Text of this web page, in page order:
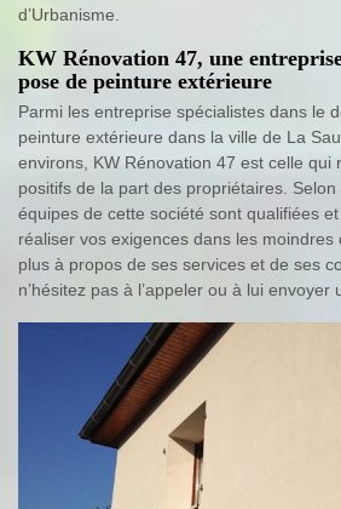
d’Urbanisme.
KW Rénovation 47, une
pose de peinture extérieure
Parmi les entreprise spécialistes dans le
peinture extérieure dans la ville de La
environs, KW Rénovation 47 est celle qui
positifs de la part des propriétaires.
équipes de cette société sont qualifiées
réaliser vos exigences dans les
plus à propos de ses services et de ses
n’hésitez pas à l’appeler ou à lui envoyer